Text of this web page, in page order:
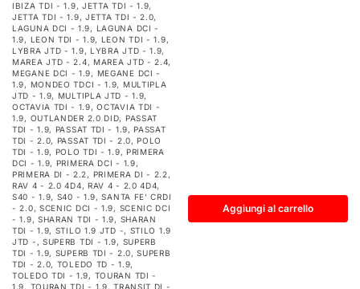
IBIZA TDI - 1.9, JETTA TDI - 1.9,
JETTA TDI - 1.9, JETTA TDI - 2.0,
LAGUNA DCI - 1.9, LAGUNA DCI -
1.9, LEON TDI - 1.9, LEON TDI - 1.9,
LYBRA JTD - 1.9, LYBRA JTD - 1.9,
MAREA JTD - 2.4, MAREA JTD - 2.4,
MEGANE DCI - 1.9, MEGANE DCI -
1.9, MONDEO TDCI - 1.9, MULTIPLA
JTD - 1.9, MULTIPLA JTD - 1.9,
OCTAVIA TDI - 1.9,OCTAVIA TDI -
1.9, OUTLANDER 2.0 DID, PASSAT
TDI - 1.9, PASSAT TDI - 1.9,PASSAT
TDI - 2.0, PASSAT TDI - 2.0,POLO
TDI - 1.9, POLO TDI - 1.9, PRIMERA
DCI - 1.9, PRIMERA DCI - 1.9,
PRIMERA DI - 2.2, PRIMERA DI - 2.2,
RAV 4 - 2.0 4D4, RAV 4 - 2.0 4D4,
S40 - 1.9, S40 - 1.9,SANTA FE' CRDI
- 2.0, SCENIC DCI - 1.9, SCENIC DCI
- 1.9, SHARAN TDI - 1.9, SHARAN
TDI - 1.9, STILO 1.9 JTD -, STILO 1.9
JTD - , SUPERB TDI - 1.9, SUPERB
TDI - 1.9, SUPERB TDI - 2.0,SUPERB
TDI - 2.0, TOLEDO TD - 1.9,
TOLEDO TDI - 1.9, TOURAN TDI -
1.9, TOURAN TDI - 1.9,TRANSIT DI -
Aggiungi al carrello